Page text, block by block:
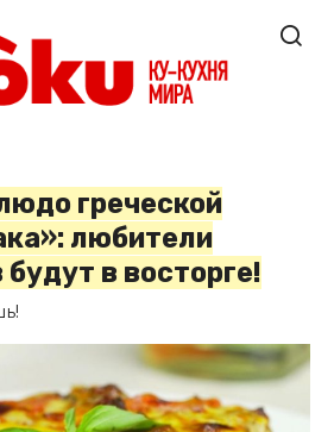
греческой
любители
в восторге!